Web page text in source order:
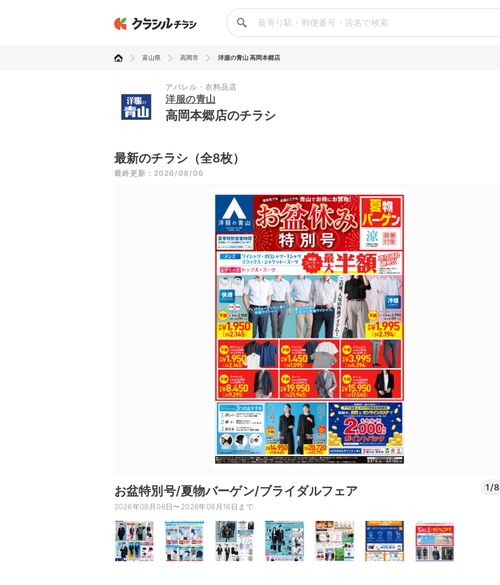
富山県 高岡市 洋服の青山 高岡本郷店
アパレル・衣料品店
洋服の青山
高岡本郷店のチラシ
最新のチラシ（全8枚）
最終更新：2026/08/06
お盆特別号/夏物バーゲン/ブライダルフェア 1/8
2026年08月06日〜2026年08月16日まで